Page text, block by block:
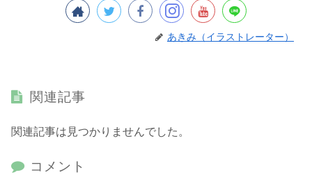
あきみ（イラストレーター）
関連記事
関連記事は見つかりませんでした。
コメント